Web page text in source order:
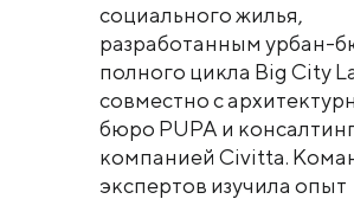
социального жилья,
разработанным урбан-
полного цикла Big City
совместно с
бюро PUPA и
компанией Civitta.
экспертов изучила опыт